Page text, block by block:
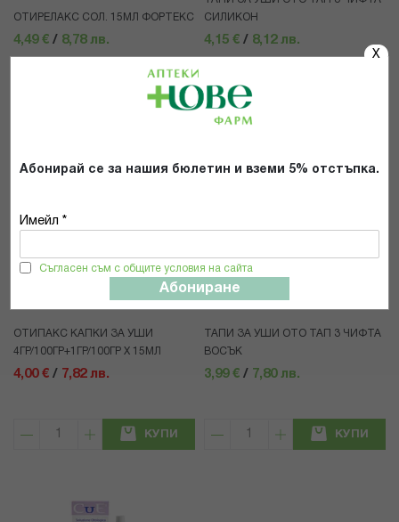
X
Абонирай се за нашия бюлетин и вземи 5% отстъпка.
Имейл *
Съгласен съм с общите условия на сайта
Абониране
ОТИРЕЛАКС СОЛ. 15МЛ ФОРТЕКС
4,49 € / 8,78 лв.
КУПИ
СИЛИКОН
4,15 € / 8,12 лв.
ОТИПАКС КАПКИ ЗА УШИ
4ГР/100ГР+1ГР/100ГР Х 15МЛ
4,00 € / 7,82 лв.
КУПИ
ТАПИ ЗА УШИ ОТО ТАП 3 ЧИФТА
ВОСЪК
3,99 € / 7,80 лв.
КУПИ